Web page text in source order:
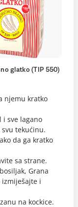
glatko (TIP 550)
njemu kratko
i sve lagano
tekućinu.
da ga kratko
sa strane.
Grana
izmiješajte i
na kockice.